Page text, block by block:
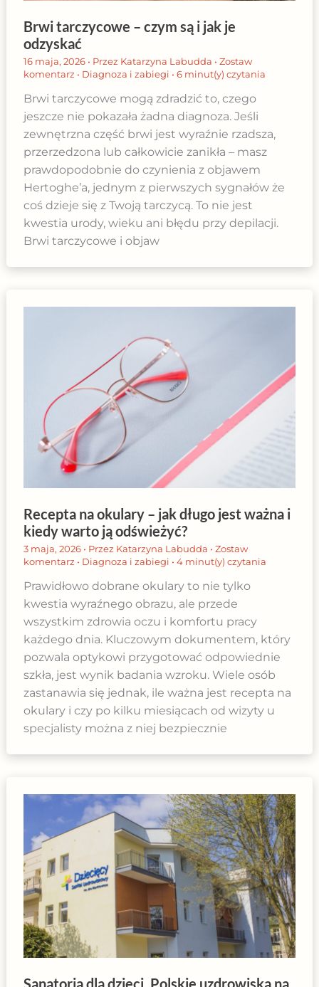
Brwi tarczycowe – czym są i jak je
odzyskać
16 maja, 2026 • Przez Katarzyna Labudda • Zostaw
komentarz • Diagnoza i zabiegi • 6 minut(y) czytania
Brwi tarczycowe mogą zdradzić to, czego
jeszcze nie pokazała żadna diagnoza. Jeśli
zewnętrzna część brwi jest wyraźnie rzadsza,
przerzedzona lub całkowicie zanikła – masz
prawdopodobnie do czynienia z objawem
Hertoghe’a, jednym z pierwszych sygnałów że
coś dzieje się z Twoją tarczycą. To nie jest
kwestia urody, wieku ani błędu przy depilacji.
Brwi tarczycowe i objaw
Recepta na okulary – jak długo jest ważna i
kiedy warto ją odświeżyć?
3 maja, 2026 • Przez Katarzyna Labudda • Zostaw
komentarz • Diagnoza i zabiegi • 4 minut(y) czytania
Prawidłowo dobrane okulary to nie tylko
kwestia wyraźnego obrazu, ale przede
wszystkim zdrowia oczu i komfortu pracy
każdego dnia. Kluczowym dokumentem, który
pozwala optykowi przygotować odpowiednie
szkła, jest wynik badania wzroku. Wiele osób
zastanawia się jednak, ile ważna jest recepta na
okulary i czy po kilku miesiącach od wizyty u
specjalisty można z niej bezpiecznie
Sanatoria dla dzieci. Polskie uzdrowiska na